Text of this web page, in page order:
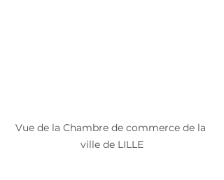
Vue de la Chambre de commerce de la
ville de LILLE